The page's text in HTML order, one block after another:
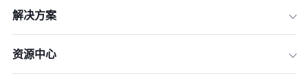
解决方案
资源中心